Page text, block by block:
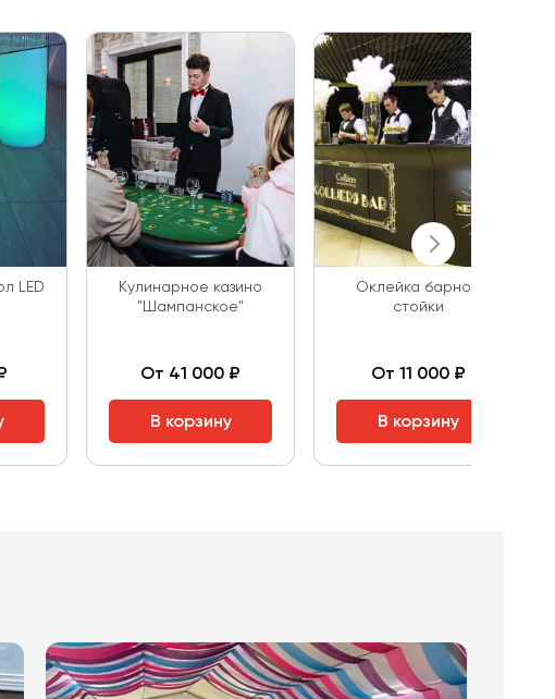
LED
Кулинарное казино
"Шампанское"
От 41 000 ₽
В корзину
Оклейка барной
стойки
От 11 000 ₽
В корзину